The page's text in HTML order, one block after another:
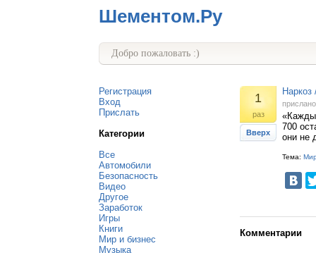
Шементом.Ру
Добро пожаловать :)
Регистрация
Вход
Прислать
Категории
Все
Автомобили
Безопасность
Видео
Другое
Заработок
Игры
Книги
Мир и бизнес
Музыка
1
раз
Вверх
Наркоз
700
они не
Тема:
Комментарии